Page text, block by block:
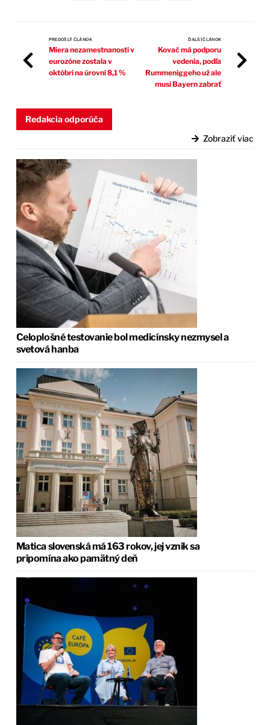
PREDOŠLÝ ČLÁNOK
Miera nezamestnanosti v
eurozóne zostala v
októbri na úrovni 8,1 %
ĎALŠÍ ČLÁNOK
Kovač má podporu
vedenia, podľa
Rummeniggeho už ale
musí Bayern zabrať
Redakcia odporúča
Zobraziť viac
Celoplošné testovanie bol medicínsky nezmysel a
svetová hanba
Matica slovenská má 163 rokov, jej vznik sa
pripomína ako pamätný deň